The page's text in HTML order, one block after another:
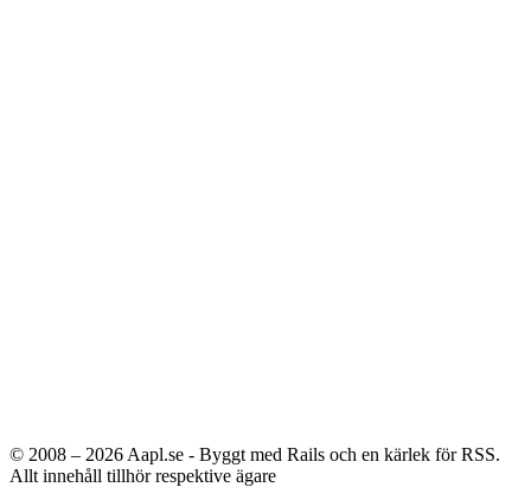
© 2008 – 2026 Aapl.se - Byggt med Rails och en kärlek för RSS.
Allt innehåll tillhör respektive ägare